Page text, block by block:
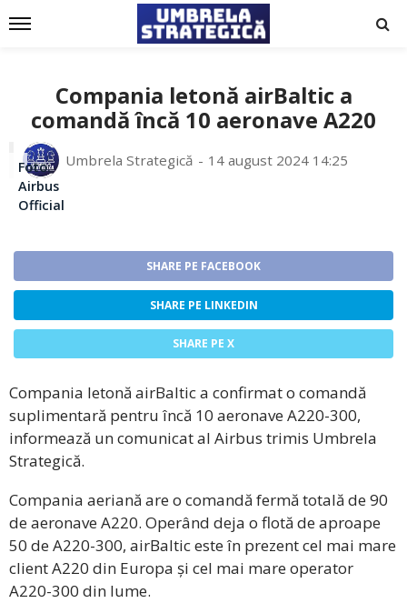
Compania letonă airBaltic a
comandă încă 10 aeronave A220
Umbrela Strategică 14 august 2024 14:25
Foto:
Airbus
Official
SHARE PE FACEBOOK
SHARE PE LINKEDIN
SHARE PE X
Compania letonă airBaltic a confirmat o comandă
suplimentară pentru încă 10 aeronave A220-300,
informează un comunicat al Airbus trimis Umbrela
Strategică.
Compania aeriană are o comandă fermă totală de 90
de aeronave A220. Operând deja o flotă de aproape
50 de A220-300, airBaltic este în prezent cel mai mare
client A220 din Europa și cel mai mare operator
A220-300 din lume.